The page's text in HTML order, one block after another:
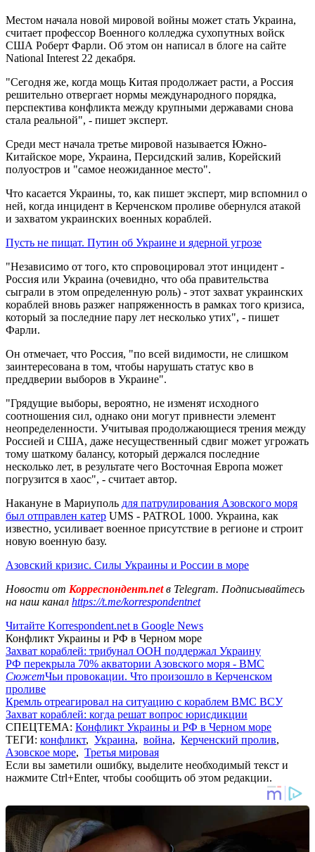
Местом начала новой мировой войны может стать Украина,
считает профессор Военного колледжа сухопутных войск
США Роберт Фарли. Об этом он написал в блоге на сайте
National Interest 22 декабря.
"Сегодня же, когда мощь Китая продолжает расти, а Россия
решительно отвергает нормы международного порядка,
перспектива конфликта между крупными державами снова
стала реальной", - пишет эксперт.
Среди мест начала третье мировой называется Южно-
Китайское море, Украина, Персидский залив, Корейский
полуостров и "самое неожиданное место".
Что касается Украины, то, как пишет эксперт, мир вспомнил о
ней, когда инцидент в Керченском проливе обернулся атакой
и захватом украинских военных кораблей.
Пусть не пищат. Путин об Украине и ядерной угрозе
"Независимо от того, кто спровоцировал этот инцидент -
Россия или Украина (очевидно, что оба правительства
сыграли в этом определенную роль) - этот захват украинских
кораблей вновь разжег напряженность в рамках того кризиса,
который за последние пару лет несколько утих", - пишет
Фарли.
Он отмечает, что Россия, "по всей видимости, не слишком
заинтересована в том, чтобы нарушать статус кво в
преддверии выборов в Украине".
"Грядущие выборы, вероятно, не изменят исходного
соотношения сил, однако они могут привнести элемент
неопределенности. Учитывая продолжающиеся трения между
Россией и США, даже несущественный сдвиг может угрожать
тому шаткому балансу, который держался последние
несколько лет, в результате чего Восточная Европа может
погрузится в хаос", - считает автор.
Накануне в Мариуполь для патрулирования Азовского моря
был отправлен катер UMS - PATROL 1000. Украина, как
известно, усиливает военное присутствие в регионе и строит
новую военную базу.
Азовский кризис. Силы Украины и России в море
Новости от Корреспондент.netв Telegram. Подписывайтесь
на наш канал https://t.me/korrespondentnet
Читайте Korrespondent.net в Google News
Конфликт Украины и РФ в Черном море
Захват кораблей: трибунал ООН поддержал Украину
РФ перекрыла 70% акватории Азовского моря - ВМС
СюжетЧьи провокации. Что произошло в Керченском
проливе
Кремль отреагировал на ситуацию с кораблем ВМС ВСУ
Захват кораблей: когда решат вопрос юрисдикции
СПЕЦТЕМА: Конфликт Украины и РФ в Черном море
ТЕГИ: конфликт, Украина, война, Керченский пролив,
Азовское море, Третья мировая
Если вы заметили ошибку, выделите необходимый текст и
нажмите Ctrl+Enter, чтобы сообщить об этом редакции.